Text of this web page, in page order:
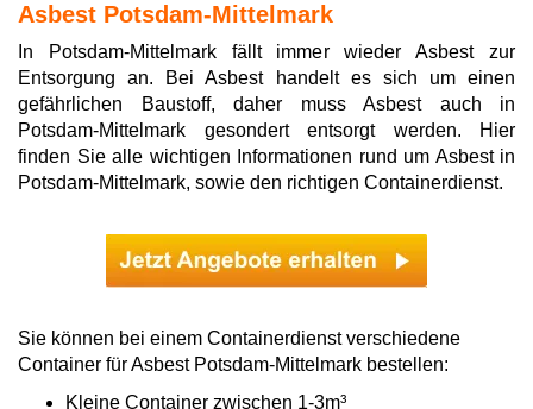
Asbest Potsdam-Mittelmark
In Potsdam-Mittelmark fällt immer wieder Asbest zur
Entsorgung an. Bei Asbest handelt es sich um einen
gefährlichen Baustoff, daher muss Asbest auch in
Potsdam-Mittelmark gesondert entsorgt werden. Hier
finden Sie alle wichtigen Informationen rund um Asbest in
Potsdam-Mittelmark, sowie den richtigen Containerdienst.
Sie können bei einem Containerdienst verschiedene
Container für Asbest Potsdam-Mittelmark bestellen:
Kleine Container zwischen 1-3m³